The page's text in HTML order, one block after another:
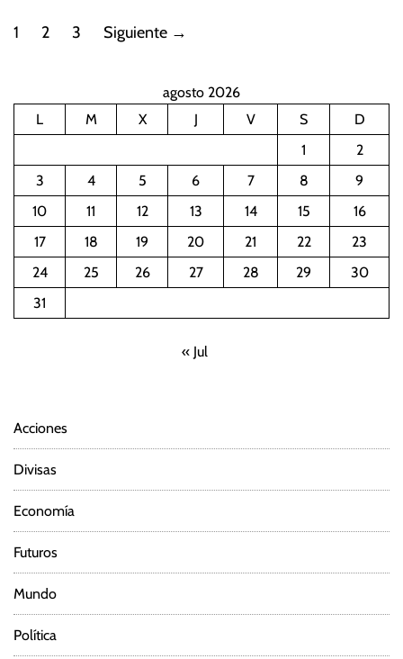
P
g
i
c
i
e
e
n
t
r
a
1 2 3 Siguiente →
agosto 2026
L
M X J V S
D
1
2
3
4 5 6 7 8
9
10
11 12 13 14 15
16
17
18 19 20 21 22
23
24
25 26 27 28 29
30
31
« Jul
Acciones
Divisas
Economía
Futuros
Mundo
Política